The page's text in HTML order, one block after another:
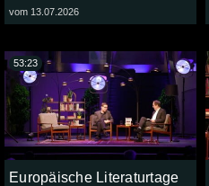
vom 13.07.2026
Europäische Literaturtage
53:23